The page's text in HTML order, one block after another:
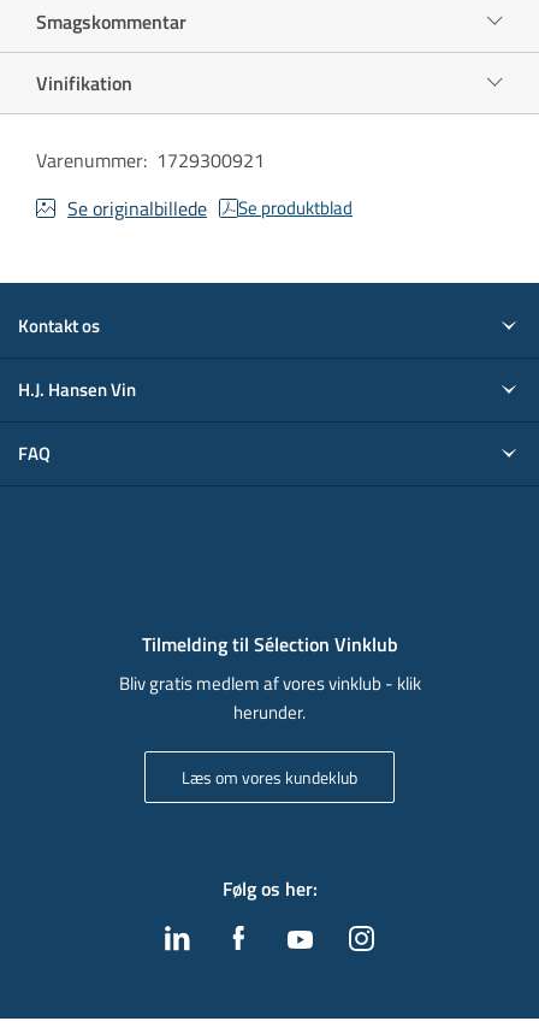
Smagskommentar
Vinifikation
Varenummer: 1729300921
Se originalbillede
Se produktblad
Kontakt os
H.J. Hansen Vin
FAQ
Tilmelding til Sélection Vinklub
Bliv gratis medlem af vores vinklub - klik
herunder.
Læs om vores kundeklub
Følg os her: